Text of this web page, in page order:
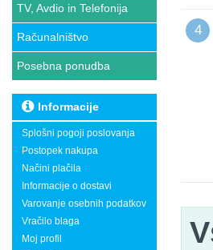
TV, Avdio in Telefonija
Računalništvo
Posebna ponudba
Informacije
Splošni pogoji poslovanja
Postopek nakupa
Načini plačila
Informacije o dostavi
Varovanje osebnih podatkov
Vračilo blaga
Moj profil
4